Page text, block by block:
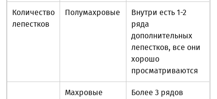
Количество
лепестков
Полумахровые
Внутри есть 1-2
ряда
дополнительных
лепестков, все они
хорошо
просматриваются
Махровые
Более 3 рядов